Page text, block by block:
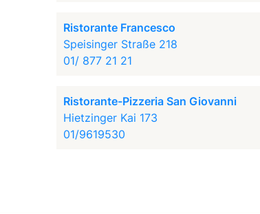
Ristorante Francesco
Speisinger Straße 218
01/ 877 21 21
Ristorante-Pizzeria San Giovanni
Hietzinger Kai 173
01/9619530